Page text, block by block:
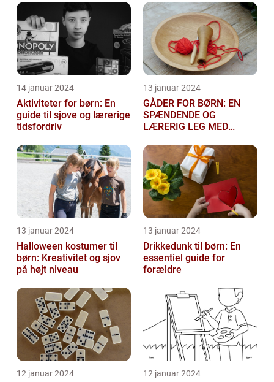
festligheder fo...
14 januar 2024
Aktiviteter for børn: En
guide til sjove og lærerige
tidsfordriv
13 januar 2024
GÅDER FOR BØRN: EN
SPÆNDENDE OG
LÆRERIG LEG MED
13 januar 2024
Halloween kostumer til
børn: Kreativitet og sjov
på højt niveau
13 januar 2024
Drikkedunk til børn: En
essentiel guide for
forældre
12 januar 2024 12 januar 2024